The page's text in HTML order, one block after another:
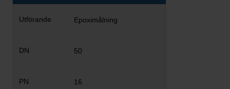
Epoximålning
50
16